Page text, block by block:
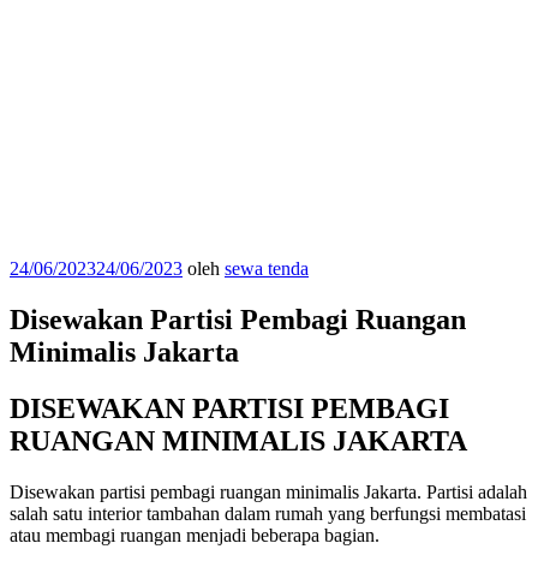
Diposkan
24/06/202324/06/2023 oleh sewa tenda
Disewakan Partisi Pembagi Ruangan
Minimalis Jakarta
DISEWAKAN PARTISI PEMBAGI
RUANGAN MINIMALIS JAKARTA
Disewakan partisi pembagi ruangan minimalis Jakarta. Partisi adalah
salah satu interior tambahan dalam rumah yang berfungsi membatasi
atau membagi ruangan menjadi beberapa bagian.